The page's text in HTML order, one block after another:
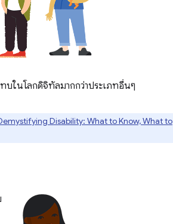
ในโลกดิจิทัลมากกว่าประเภทอื่นๆ
Disability: What to Know, What to